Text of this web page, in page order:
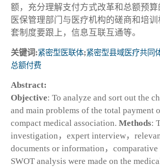
额，充分理解支付方式改革和总额预
医保管理部门与医疗机构的磋商和培
套制度要跟上，信息互联互通等。
关键词:紧密型医联体;紧密型县域医疗共同
总额付费
Abstract:
Objective: To analyze and sort out the
and main problems of the total payment
compact medical association. Methods:
investigation，expert interview，
documents or information，comparative
SWOT analysis were made on the